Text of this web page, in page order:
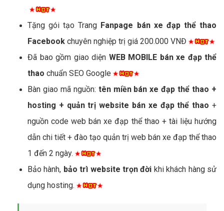
Tặng gói tạo Trang Fanpage bán xe đạp thể thao
Facebook chuyên nghiệp trị giá 200.000 VNĐ
Đã bao gồm giao diện WEB MOBILE bán xe đạp thể
thao chuẩn SEO Google
Bàn giao mã nguồn: tên miền bán xe đạp thể thao +
hosting + quản trị website bán xe đạp thể thao +
nguồn code web bán xe đạp thể thao + tài liệu hướng
dẫn chi tiết + đào tạo quản trị web bán xe đạp thể thao
1 đến 2 ngày.
Bảo hành, bảo trì website trọn đời khi khách hàng sử
dụng hosting.